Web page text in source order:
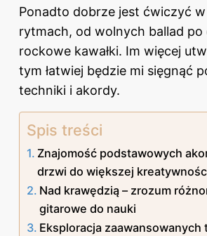
Ponadto dobrze jest ćwiczyć
rytmach, od wolnych ballad po
rockowe kawałki. Im więcej
tym łatwiej będzie mi sięgnąć
techniki i akordy.
Spis treści
Znajomość podstawowych
drzwi do większej
Nad krawędzią – zrozum
gitarowe do nauki
Eksploracja zaawansowanych